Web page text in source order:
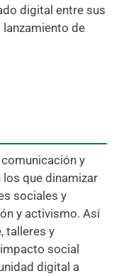
digital entre sus
de
y
que dinamizar
sociales y
y activismo. Así
talleres y
social
digital a